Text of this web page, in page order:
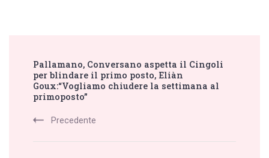
Navigation
Pallamano, Conversano aspetta il Cingoli
per blindare il primo posto, Eliàn
Goux:“Vogliamo chiudere la settimana al
primoposto”
Precedente